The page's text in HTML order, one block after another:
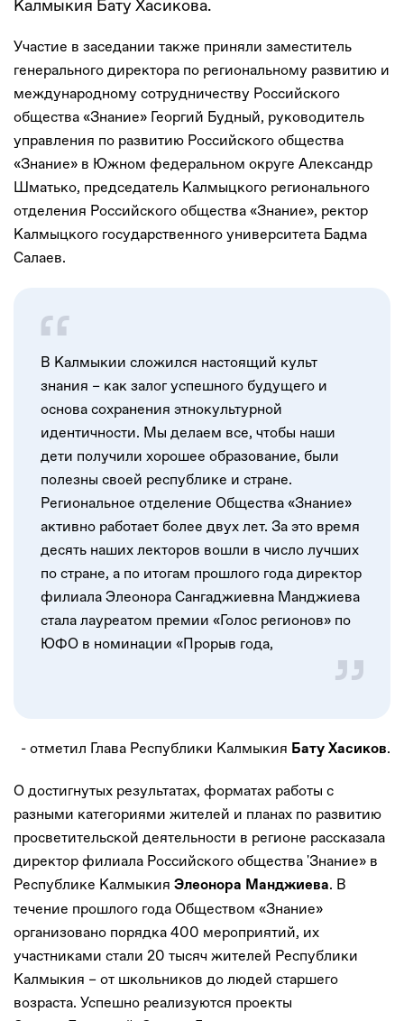
Калмыкия Бату Хасикова.
Участие в заседании также приняли заместитель
генерального директора по региональному развитию и
международному сотрудничеству Российского
общества «Знание» Георгий Будный, руководитель
управления по развитию Российского общества
«Знание» в Южном федеральном округе Александр
Шматько, председатель Калмыцкого регионального
отделения Российского общества «Знание», ректор
Калмыцкого государственного университета Бадма
Салаев.
В Калмыкии сложился настоящий культ
знания – как залог успешного будущего и
основа сохранения этнокультурной
идентичности. Мы делаем все, чтобы наши
дети получили хорошее образование, были
полезны своей республике и стране.
Региональное отделение Общества «Знание»
активно работает более двух лет. За это время
десять наших лекторов вошли в число лучших
по стране, а по итогам прошлого года директор
филиала Элеонора Сангаджиевна Манджиева
стала лауреатом премии «Голос регионов» по
ЮФО в номинации «Прорыв года,
- отметил Глава Республики Калмыкия Бату Хасиков.
О достигнутых результатах, форматах работы с
разными категориями жителей и планах по развитию
просветительской деятельности в регионе рассказала
директор филиала Российского общества 'Знание» в
Республике Калмыкия Элеонора Манджиева. В
течение прошлого года Обществом «Знание»
организовано порядка 400 мероприятий, их
участниками стали 20 тысяч жителей Республики
Калмыкия – от школьников до людей старшего
возраста. Успешно реализуются проекты